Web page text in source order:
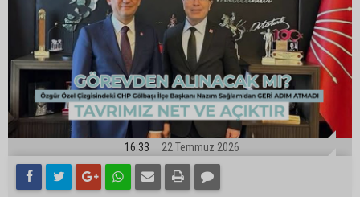
16:33 22 Temmuz 2026